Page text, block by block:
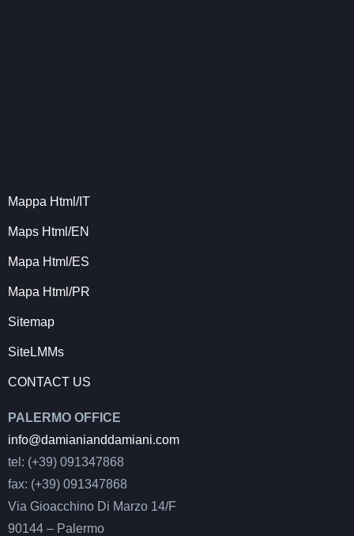
Mappa Html/IT
Maps Html/EN
Mapa Html/ES
Mapa Html/PR
Sitemap
SiteLMMs
CONTACT US
PALERMO OFFICE
info@damianianddamiani.com
tel: (+39) 091347868
fax: (+39) 091347868
Via Gioacchino Di Marzo 14/F
90144 – Palermo